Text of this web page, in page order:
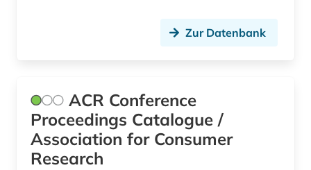
corporate social responsibility (1)
corporate-governence-daten (1)
coworking (1)
csr (1)
cusip-identifier (1)
Zur Datenbank
ACR Conference
Proceedings Catalogue /
Association for Consumer
Research